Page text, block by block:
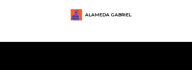
ALAMEDA GABRIEL